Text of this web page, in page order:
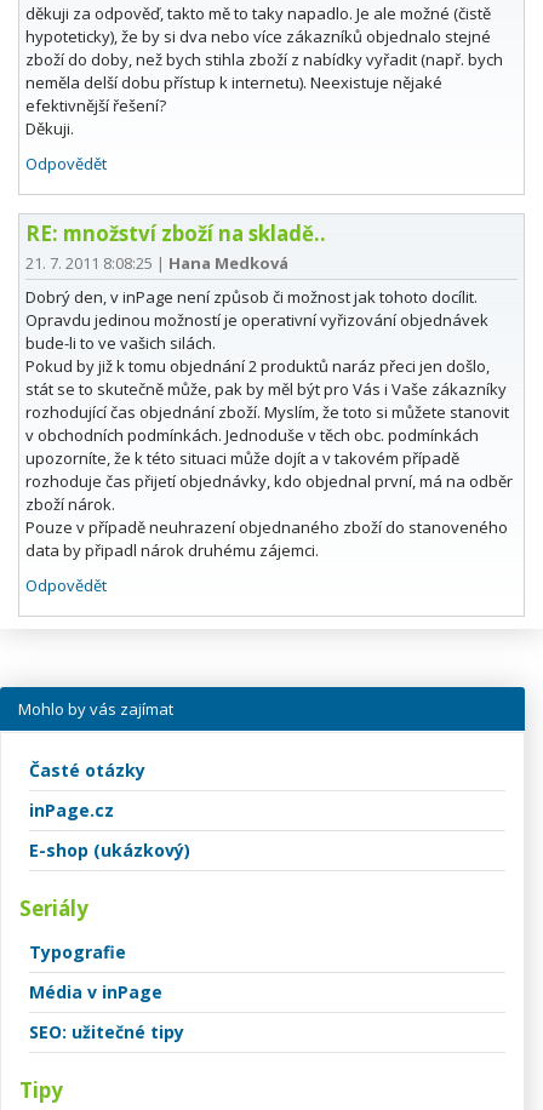
děkuji za odpověď, takto mě to taky napadlo. Je ale možné (čistě
hypoteticky), že by si dva nebo více zákazníků objednalo stejné
zboží do doby, než bych stihla zboží z nabídky vyřadit (např. bych
neměla delší dobu přístup k internetu). Neexistuje nějaké
efektivnější řešení?
Děkuji.
Odpovědět
RE: množství zboží na skladě..
21. 7. 2011 8:08:25 | Hana Medková
Dobrý den, v inPage není způsob či možnost jak tohoto docílit.
Opravdu jedinou možností je operativní vyřizování objednávek
bude-li to ve vašich silách.
Pokud by již k tomu objednání 2 produktů naráz přeci jen došlo,
stát se to skutečně může, pak by měl být pro Vás i Vaše zákazníky
rozhodující čas objednání zboží. Myslím, že toto si můžete stanovit
v obchodních podmínkách. Jednoduše v těch obc. podmínkách
upozorníte, že k této situaci může dojít a v takovém případě
rozhoduje čas přijetí objednávky, kdo objednal první, má na odběr
zboží nárok.
Pouze v případě neuhrazení objednaného zboží do stanoveného
data by připadl nárok druhému zájemci.
Odpovědět
Mohlo by vás zajímat
Časté otázky
inPage.cz
E-shop (ukázkový)
Seriály
Typografie
Média v inPage
SEO: užitečné tipy
Tipy